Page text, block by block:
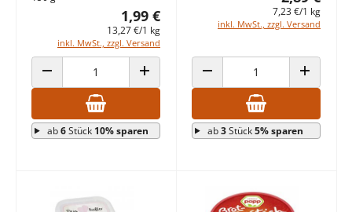
1,99 €
13,27 €/1 kg
inkl. MwSt., zzgl. Versand
ANZAHL VERRINGERN ANZAHL ERHÖHEN
ab6Stück 10% sparen
7,23 €/1 kg
inkl. MwSt., zzgl. Versand
ANZAHL VERRINGERN ANZAHL
ab3Stück5% sparen